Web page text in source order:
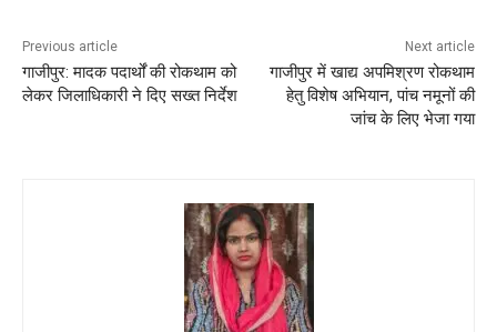
Previous article
गाजीपुर: मादक पदार्थों की रोकथाम को
लेकर जिलाधिकारी ने दिए सख्त निर्देश
Next article
गाजीपुर में खाद्य अपमिश्रण रोकथाम
हेतु विशेष अभियान, पांच नमूनों की
जांच के लिए भेजा गया